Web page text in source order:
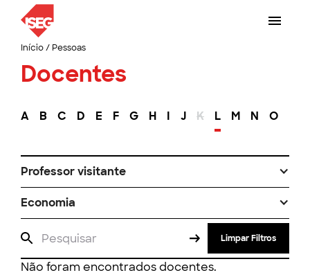
Início/ Pessoas
Docentes
A B C D E F G H I J K L M N O
Professor visitante
Economia
Limpar Filtros
Não foram encontrados docentes.